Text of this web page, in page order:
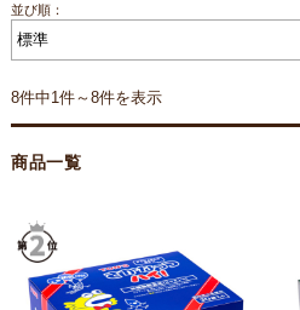
並び順：
8件中1件～8件を表示
商品一覧